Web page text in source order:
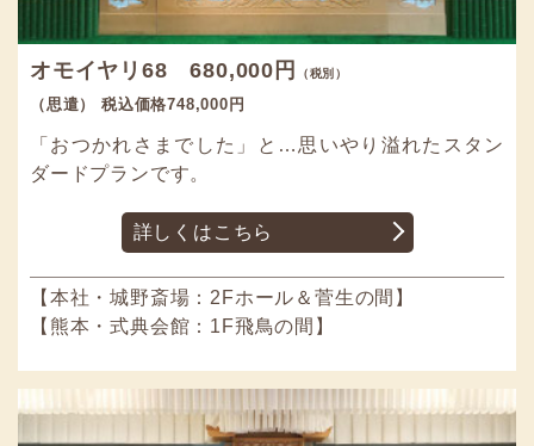
オモイヤリ68 680,000円 （税別）
（思遣） 税込価格748,000円
「おつかれさまでした」と…思いやり溢れたスタン
ダードプランです。
詳しくはこちら
【本社・城野斎場：2Fホール＆菅生の間】
【熊本・式典会館：1F飛鳥の間】